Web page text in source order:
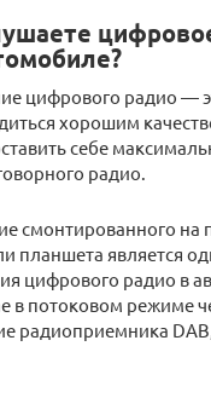
цифрового радио —
хорошим
себе
радио.
смонтированного на
планшета является
цифрового радио в
в потоковом режиме
радиоприемника